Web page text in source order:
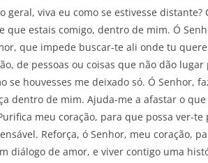
geral, viva eu como se estivesse
que estais comigo, dentro de mim. Ó
que impede buscar-te ali onde tu
de pessoas ou coisas que não dão
se houvesses me deixado só. Ó Senhor,
dentro de mim. Ajuda-me a afastar o
meu coração, para que possa ver-
Reforça, ó Senhor, meu coração,
diálogo de amor, e viver contigo uma